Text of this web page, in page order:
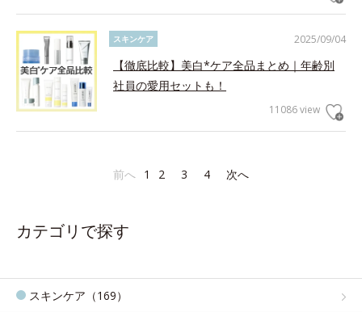
2025/09/04
スキンケア
【徹底比較】美白*ケア全品まとめ｜年齢別
社員の愛用セットも！
11086 view
前へ 1 2 3 4 次へ
カテゴリで探す
スキンケア（169）